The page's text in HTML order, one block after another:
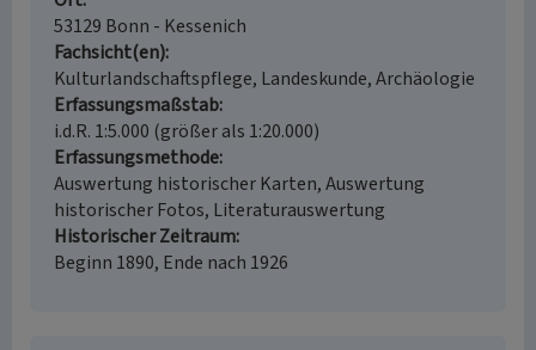
53129 Bonn - Kessenich
Fachsicht(en)
Kulturlandschaftspflege, Landeskunde, Archäologie
Erfassungsmaßstab
i.d.R. 1:5.000 (größer als 1:20.000)
Erfassungsmethode
Auswertung historischer Karten, Auswertung
historischer Fotos, Literaturauswertung
Historischer Zeitraum
Beginn 1890, Ende nach 1926